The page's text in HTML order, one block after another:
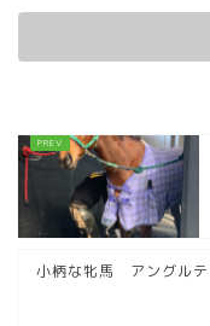
小柄な牝馬 アングルテ